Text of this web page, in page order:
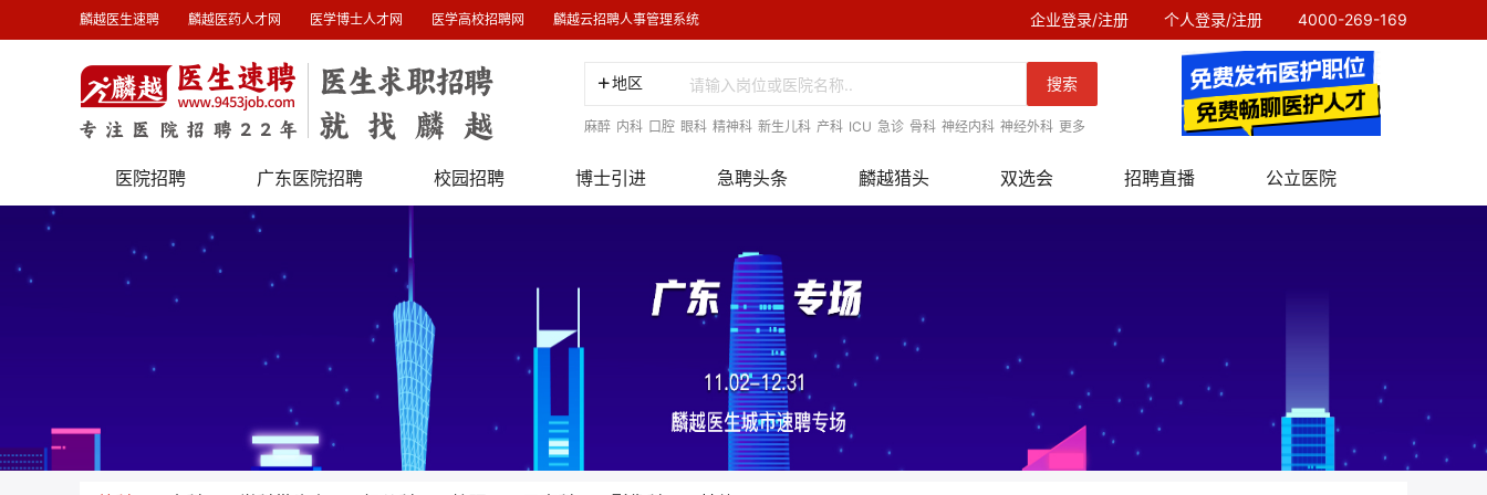
麟越医生速聘 麟越医药人才网 医学博士人才网 医学高校招聘网 麟越云招聘人事管理系统 企业登录/注册 个人登录/注册 4000-269-169
地区 搜索
麻醉 内科 口腔 眼科 精神科 新生儿科 产科 ICU 急诊 骨科 神经内科 神经外科 更多
医院招聘 广东医院招聘 校园招聘 博士引进 急聘头条 麟越猎头 双选会 招聘直播 公立医院